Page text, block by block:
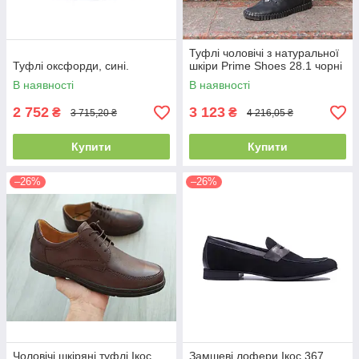
Туфлі оксфорди, сині.
В наявності
2 752 ₴ 3 715,20 ₴
Купити
Туфлі чоловічі з натуральної
шкіри Prime Shoes 28.1 чорні
В наявності
3 123 ₴ 4 216,05 ₴
Купити
–26%
Чоловічі шкіряні туфлі Ікос
–26%
Замшеві лофери Ікос 367